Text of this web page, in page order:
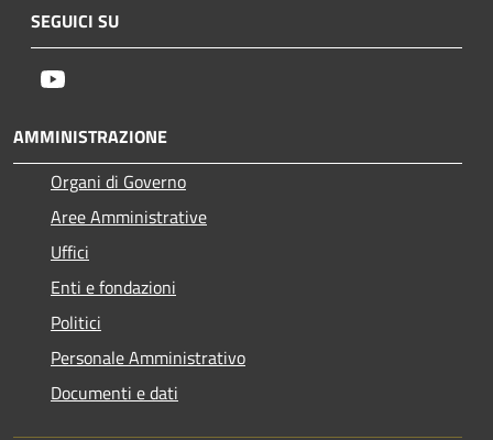
SEGUICI SU
AMMINISTRAZIONE
Organi di Governo
Aree Amministrative
Uffici
Enti e fondazioni
Politici
Personale Amministrativo
Documenti e dati